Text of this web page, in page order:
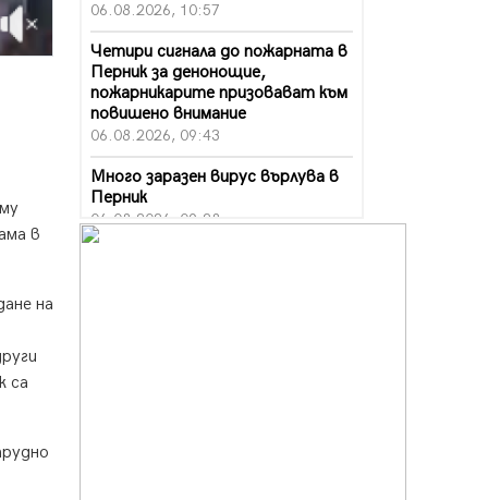
в
на
са
06.08.2026, 10:57
Четири сигнала до пожарната в
Перник за денонощие,
пожарникарите призовават към
повишено внимание
06.08.2026, 09:43
Много заразен вирус върлува в
Перник
06.08.2026, 09:28